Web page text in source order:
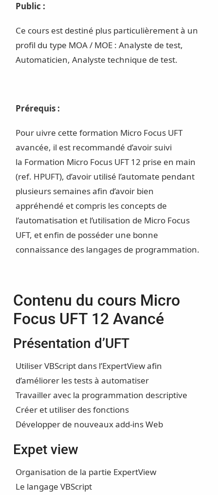
Public :
Ce cours est destiné plus particulièrement à un
profil du type MOA / MOE : Analyste de test,
Automaticien, Analyste technique de test.
Prérequis :
Pour uivre cette formation Micro Focus UFT
avancée, il est recommandé d’avoir suivi
la Formation Micro Focus UFT 12 prise en main
(ref. HPUFT), d’avoir utilisé l’automate pendant
plusieurs semaines afin d’avoir bien
appréhendé et compris les concepts de
l’automatisation et l’utilisation de Micro Focus
UFT, et enfin de posséder une bonne
connaissance des langages de programmation.
Contenu du cours Micro
Focus UFT 12 Avancé
Présentation d’UFT
Utiliser VBScript dans l’ExpertView afin
d’améliorer les tests à automatiser
Travailler avec la programmation descriptive
Créer et utiliser des fonctions
Développer de nouveaux add-ins Web
Expet view
Organisation de la partie ExpertView
Le langage VBScript